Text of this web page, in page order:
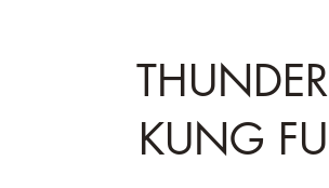
THUNDER
KUNG FU